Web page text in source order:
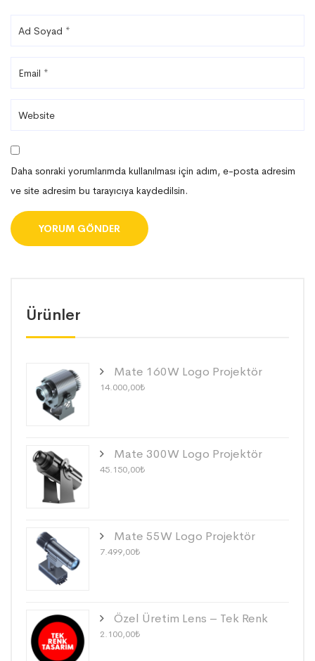
Ürünler
Mate 160W Logo Projektör
14.000,00₺
Mate 300W Logo Projektör
45.150,00₺
Mate 55W Logo Projektör
7.499,00₺
Özel Üretim Lens – Tek Renk
2.100,00₺
Daha sonraki yorumlarımda kullanılması için adım, e-posta adresim
ve site adresim bu tarayıcıya kaydedilsin.